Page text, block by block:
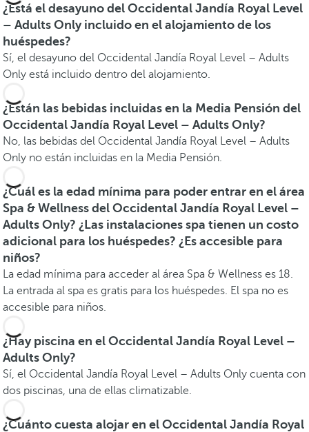
¿Está el desayuno del Occidental Jandía Royal Level
– Adults Only incluido en el alojamiento de los
huéspedes?
Sí, el desayuno del Occidental Jandía Royal Level – Adults
Only está incluido dentro del alojamiento.
¿Están las bebidas incluidas en la Media Pensión del
Occidental Jandía Royal Level – Adults Only?
No, las bebidas del Occidental Jandía Royal Level – Adults
Only no están incluidas en la Media Pensión.
¿Cuál es la edad mínima para poder entrar en el área
Spa & Wellness del Occidental Jandía Royal Level –
Adults Only? ¿Las instalaciones spa tienen un costo
adicional para los huéspedes? ¿Es accesible para
niños?
La edad mínima para acceder al área Spa & Wellness es 18.
La entrada al spa es gratis para los huéspedes. El spa no es
accesible para niños.
¿Hay piscina en el Occidental Jandía Royal Level –
Adults Only?
Sí, el Occidental Jandía Royal Level – Adults Only cuenta con
dos piscinas, una de ellas climatizable.
¿Cuánto cuesta alojar en el Occidental Jandía Royal